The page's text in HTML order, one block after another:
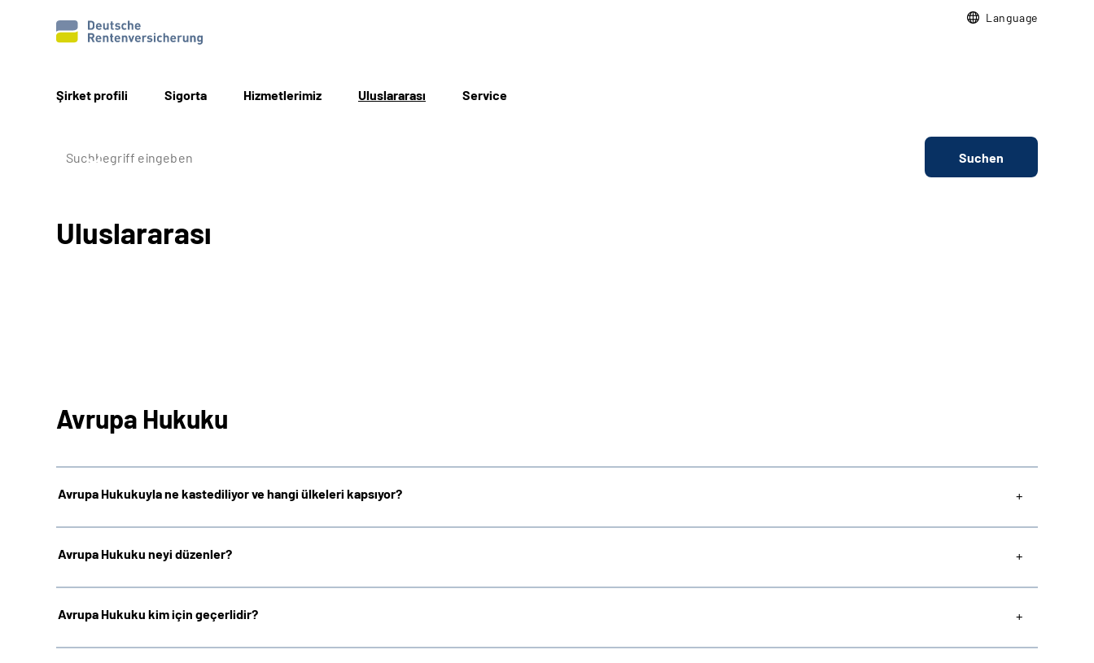
Language
Şirket profili Sigorta Hizmetlerimiz Uluslararası Service
Suchen
Uluslararası
Avrupa Hukuku
Avrupa Hukukuyla ne kastediliyor ve hangi ülkeleri kapsıyor?
Avrupa Hukuku neyi düzenler?
Avrupa Hukuku kim için geçerlidir?